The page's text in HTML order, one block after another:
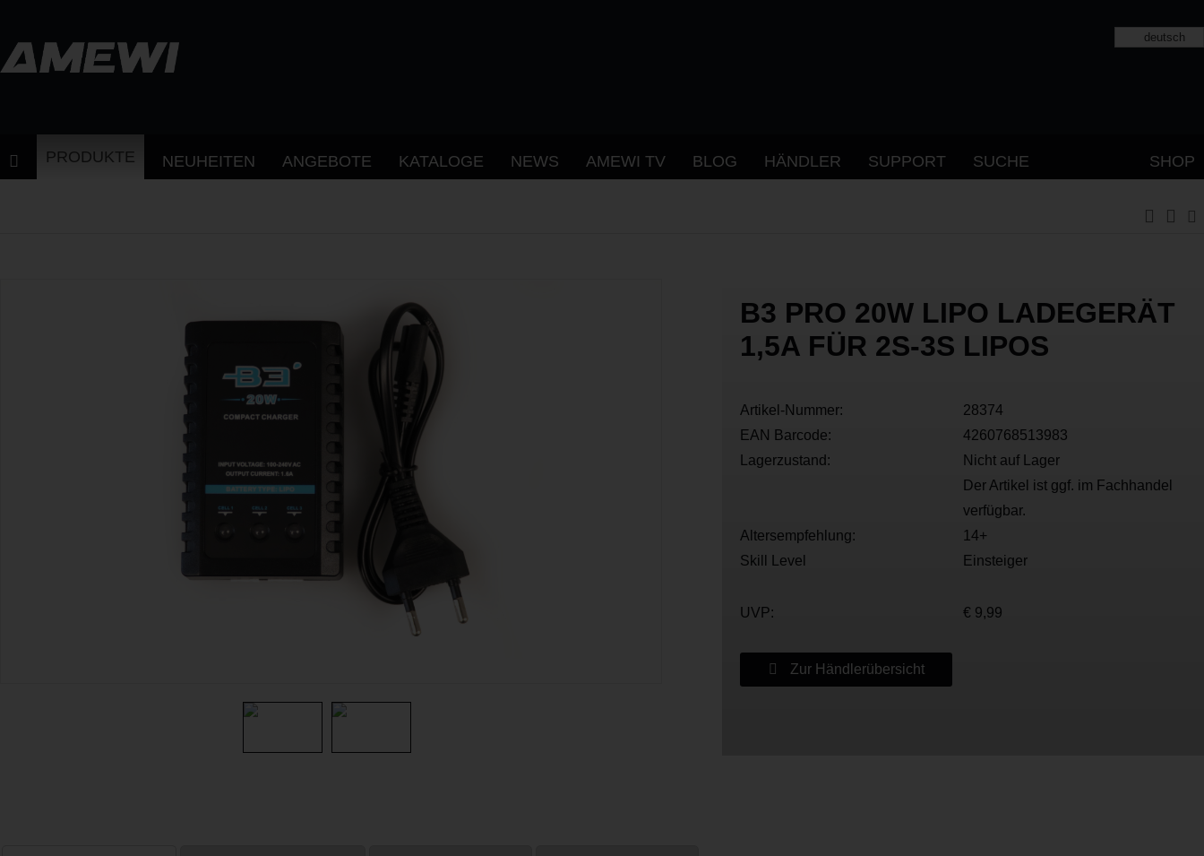
deutsch
PRODUKTE NEUHEITEN ANGEBOTE KATALOGE NEWS AMEWI TV BLOG HÄNDLER SUPPORT SUCHE SHOP
B3 PRO 20W LIPO LADEGERÄT
1,5A FÜR 2S-3S LIPOS
Artikel-Nummer:
28374
EAN Barcode:
4260768513983
Lagerzustand:
Nicht auf Lager
Der Artikel ist ggf. im Fachhandel
verfügbar.
Altersempfehlung:
14+
Skill Level
Einsteiger
UVP: € 9,99
Zur Händlerübersicht